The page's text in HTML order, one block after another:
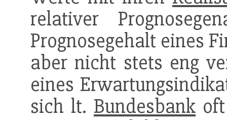
relativer
Prognosegehalt eines
aber nicht stets eng
eines
sich lt. Bundesbank